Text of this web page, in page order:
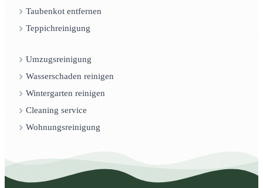
Taubenkot entfernen
Teppichreinigung
Umzugsreinigung
Wasserschaden reinigen
Wintergarten reinigen
Cleaning service
Wohnungsreinigung